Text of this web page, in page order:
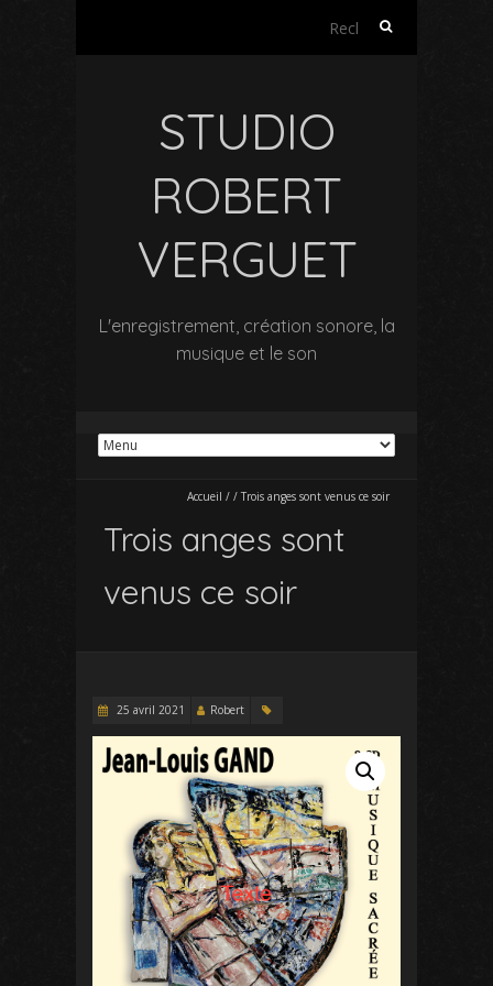
Rechercher :
STUDIO
ROBERT
VERGUET
L'enregistrement, création sonore, la
musique et le son
Accueil / / Trois anges sont venus ce soir
Trois anges sont
venus ce soir
25 avril 2021 Robert